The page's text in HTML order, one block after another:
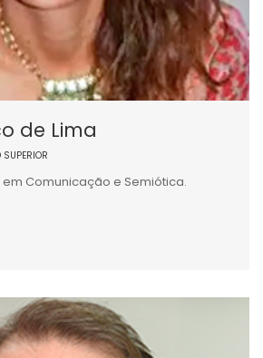
de Lima
Comunicação e Semiótica.